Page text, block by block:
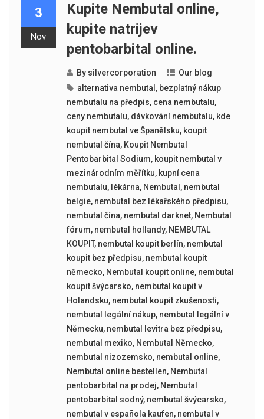
3
Nov
Kupite Nembutal online,
kupite natrijev
pentobarbital online.
By silvercorporation
Our blog
alternativa nembutal , bezplatný nákup
nembutalu na předpis, cena nembutalu,
ceny nembutalu, dávkování nembutalu, kde
koupit nembutal ve Španělsku, koupit
nembutal čína, Koupit Nembutal
Pentobarbital Sodium, koupit nembutal v
mezinárodním měřítku, kupní cena
nembutalu, lékárna, Nembutal , nembutal
belgie, nembutal bez lékařského předpisu,
nembutal čína, nembutal darknet, Nembutal
fórum, nembutal hollandy, NEMBUTAL
KOUPIT, nembutal koupit berlín, nembutal
koupit bez předpisu, nembutal koupit
německo, Nembutal koupit online, nembutal
koupit švýcarsko, nembutal koupit v
Holandsku, nembutal koupit zkušenosti,
nembutal legální nákup, nembutal legální v
Německu, nembutal levitra bez předpisu,
nembutal mexiko, Nembutal Německo,
nembutal nizozemsko, nembutal online,
Nembutal online bestellen, Nembutal
pentobarbital na prodej, Nembutal
pentobarbital sodný, nembutal švýcarsko,
nembutal v española kaufen, nembutal v